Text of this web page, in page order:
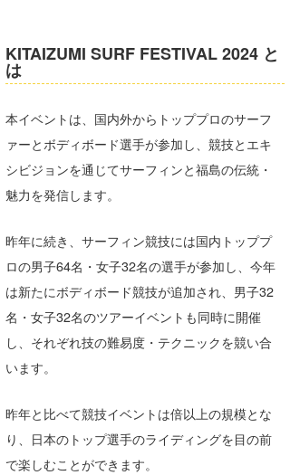
KITAIZUMI SURF FESTIVAL 2024 と
は
本イベントは、国内外からトッププロのサーフ
ァーとボディボード選手が参加し、競技とエキ
シビジョンを通じてサーフィンと福島の伝統・
魅力を発信します。
昨年に続き、サーフィン競技には国内トッププ
ロの男子64名・女子32名の選手が参加し、今年
は新たにボディボード競技が追加され、男子32
名・女子32名のツアーイベントも同時に開催
し、それぞれ技の難易度・テクニックを競い合
います。
昨年と比べて競技イベントは倍以上の規模とな
り、日本のトップ選手のライディングを目の前
で楽しむことができます。
ライター/寄稿メディア
Core Surf Japan
Naoya Kimoto
mitsuteru Kamio
Yasunari Inoue
Yoshiyuki Obata
arukasvision
CBA Films
熊谷素子
メディア
SURFMEDIA
Colors MAGAZINE
WAVAL
波伝説アンバサダー/プロライダー
福島寿実子
中浦“JET”章
嵯峨明日香
田原啓江
植村未来
波伝説スタッフ
☆加藤
+☆maki☆+
chan-U
ECE
波伝説